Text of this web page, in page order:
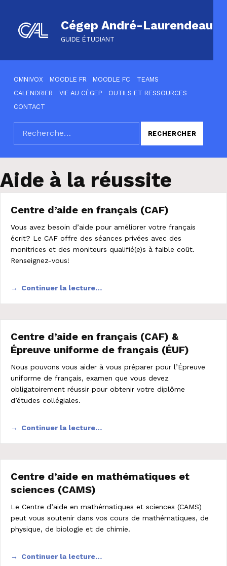
Cégep André-Laurendeau
GUIDE ÉTUDIANT
OMNIVOX
MOODLE FR MOODLE FC
TEAMS
CALENDRIER
VIE AU CÉGEP
OUTILS ET RESSOURCES
CONTACT
SEARCH THE SITE
Rechercher :
Aide à la réussite
Centre d’aide en français (CAF)
Vous avez besoin d’aide pour améliorer votre français
écrit? Le CAF offre des séances privées avec des
monitrices et des moniteurs qualifié(e)s à faible coût.
Renseignez-vous!
Continuer la lecture…
Centre d’aide en français (CAF) &
Épreuve uniforme de français (ÉUF)
Nous pouvons vous aider à vous préparer pour l’Épreuve
uniforme de français, examen que vous devez
obligatoirement réussir pour obtenir votre diplôme
d’études collégiales.
Continuer la lecture…
Centre d’aide en mathématiques et
sciences (CAMS)
Le Centre d’aide en mathématiques et sciences (CAMS)
peut vous soutenir dans vos cours de mathématiques, de
physique, de biologie et de chimie.
Continuer la lecture…